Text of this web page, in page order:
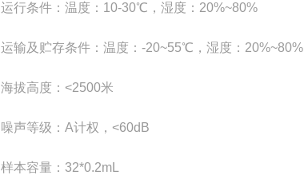
运行条件：温度：10-30℃，湿度：20%~80%
运输及贮存条件：温度：-20~55℃，湿度：20%~80%
海拔高度：<2500米
噪声等级：A计权，<60dB
样本容量：32*0.2mL